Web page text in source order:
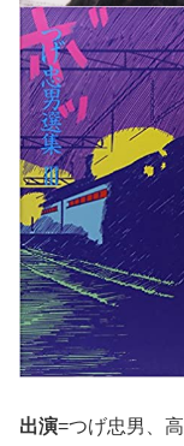
出演=つげ忠男、